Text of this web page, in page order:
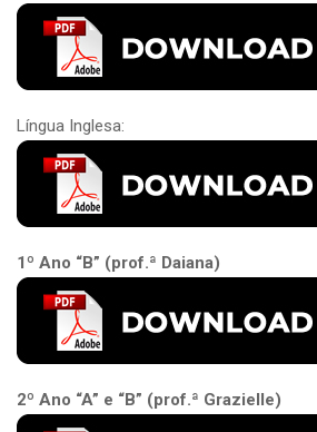
Língua Inglesa:
1º Ano “B” (prof.ª Daiana)
2º Ano “A” e “B” (prof.ª Grazielle)